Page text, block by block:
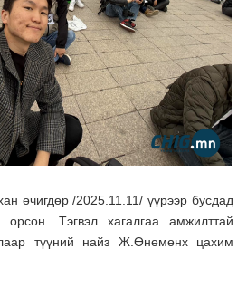
өчигдөр /2025.11.11/ үүрээр бусдад
орсон. Тэгвэл хагалгаа амжилттай
түүний найз Ж.Өнөмөнх цахим